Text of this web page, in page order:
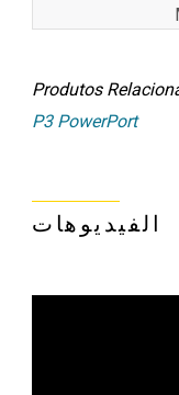
Produtos
P3 PowerPort
الفيديوهات